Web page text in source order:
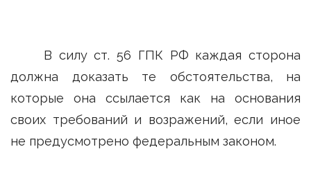
В силу ст. 56 ГПК РФ каждая сторона
должна доказать те обстоятельства, на
которые она ссылается как на основания
своих требований и возражений, если иное
не предусмотрено федеральным законом.